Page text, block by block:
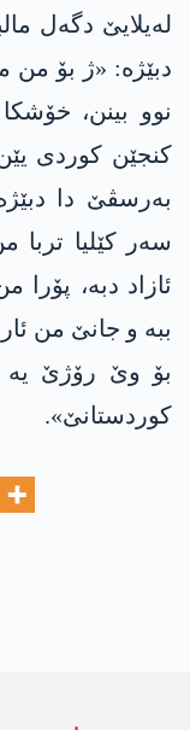
لەیلایێ دگەل
دبێژە: «ژ بۆ
نوو بینن،
کنجێن کوردی یێن
بەرسڤێ دا
سەر کێلیا تربا
ئازاد دبە، پۆرا
ببە و جانێ من
بۆ وێ رۆژێ یە
کوردستانێ».